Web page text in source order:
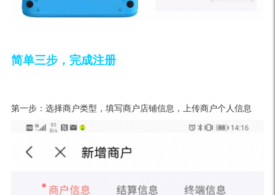
简单三步，完成注册
第一步：选择商户类型，填写商户店铺信息，上传商户个人信息